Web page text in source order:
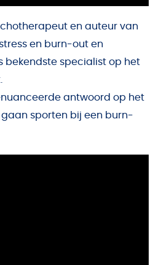
en auteur van
en burn-out en
bekendste specialist op het
antwoord op het
gaan sporten bij een burn-